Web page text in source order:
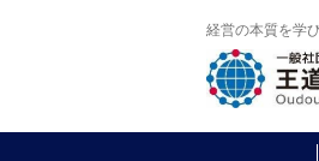
経営の本質を学